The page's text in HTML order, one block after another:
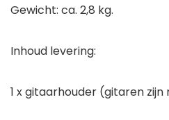
Gewicht: ca. 2,8 kg.
Inhoud levering:
1 x gitaarhouder (gitaren